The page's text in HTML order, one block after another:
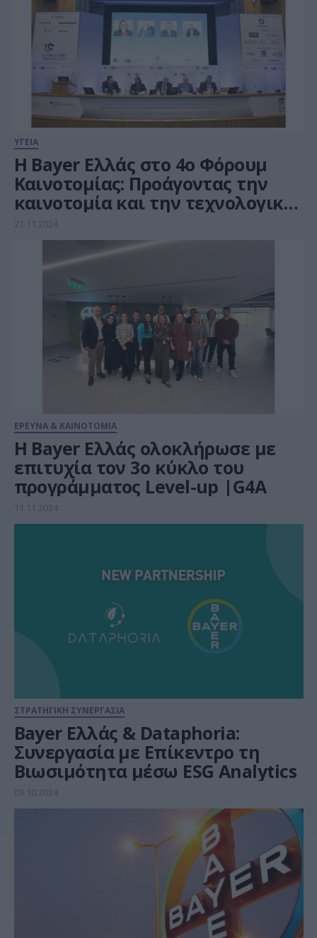
ΥΓΕΙΑ
Η Bayer Ελλάς στο 4ο Φόρουμ
Καινοτομίας: Προάγοντας την
καινοτομία και την τεχνολογική
μετάβαση στην υγεία
21.11.2024
ΕΡΕΥΝΑ & ΚΑΙΝΟΤΟΜΙΑ
Η Bayer Ελλάς ολοκλήρωσε με
επιτυχία τον 3ο κύκλο του
προγράμματος Level-up |G4A
11.11.2024
ΣΤΡΑΤΗΓΙΚΗ ΣΥΝΕΡΓΑΣΙΑ
Bayer Ελλάς & Dataphoria:
Συνεργασία με Επίκεντρο τη
Βιωσιμότητα μέσω ESG Analytics
09.10.2024